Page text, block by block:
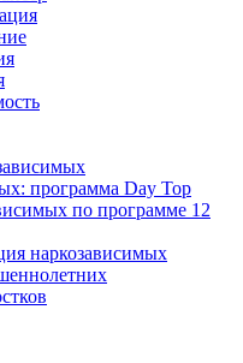
программа Day Top
по программе 12
наркозависимых